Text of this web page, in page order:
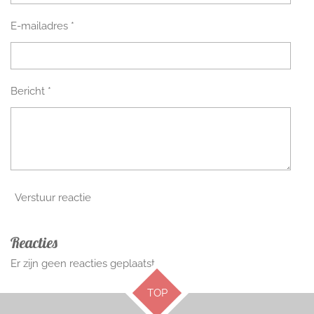
E-mailadres *
Bericht *
Verstuur reactie
Reacties
Er zijn geen reacties geplaatst.
TOP